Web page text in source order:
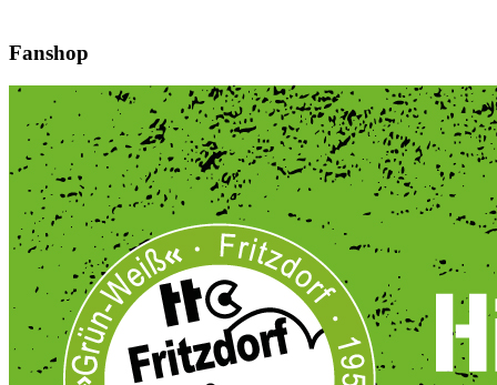
Fanshop